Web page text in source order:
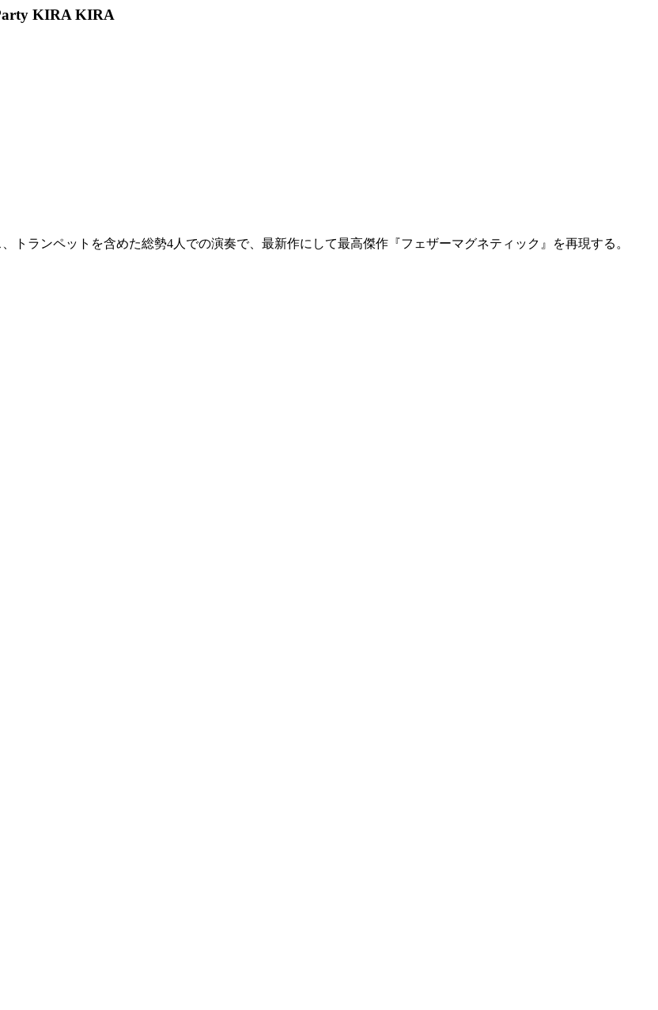
KIRA KIRA
ランペットを含めた総勢4人での演奏で、最新作にして最高傑作『フェザーマグネティック』を再現する。